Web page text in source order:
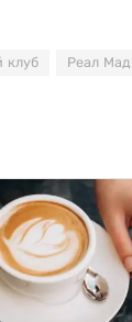
клуб Реал